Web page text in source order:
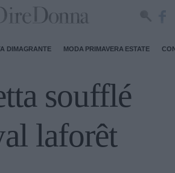
DIMAGRANTE MODA PRIMAVERA ESTATE
soufflé
laforêt